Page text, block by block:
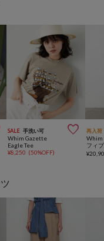
SALE 手洗い可 
Whim Gazette
Eagle Tee
¥8,250 (50%OFF)
再入荷
Whim
¥